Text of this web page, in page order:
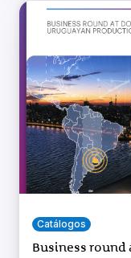
Catálogos
Business round